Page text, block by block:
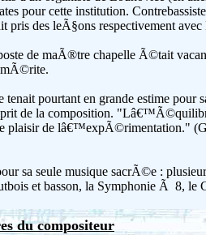
pour cette institution.
pris des leÃ§ons respectivement
de maÃ®tre chapelle Ã©tait
tenait pourtant en grande estime
de la composition.
plaisir de lâ€™expÃ©rimentation."
sa seule musique sacrÃ©e :
et basson, la Symphonie Ã 8,
du compositeur